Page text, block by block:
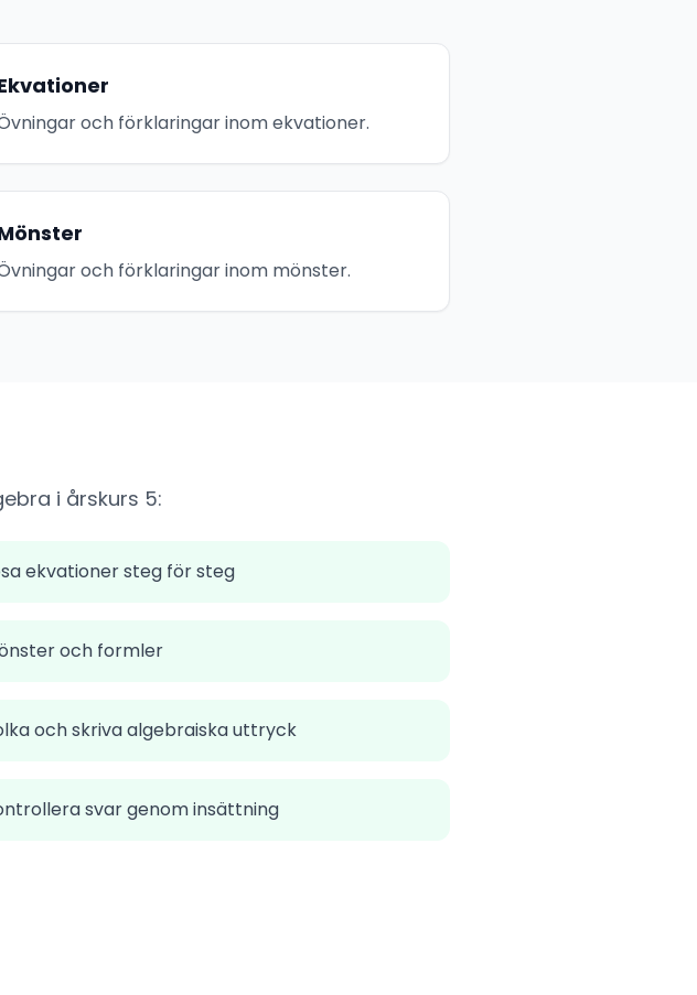
och förklaringar inom ekvationer.
och förklaringar inom mönster.
i årskurs 5:
ekvationer steg för steg
och formler
och skriva algebraiska uttryck
svar genom insättning